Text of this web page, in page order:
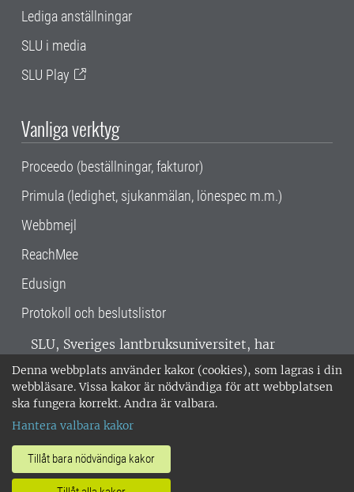
Denna webbplats använder kakor (cookies), som lagras i din
webbläsare. Vissa kakor är nödvändiga för att webbplatsen
ska fungera korrekt. Andra är valbara.
Hantera valbara kakor
Tillåt bara nödvändiga kakor
Lediga anställningar
SLU i media
SLU Play
Vanliga verktyg
Proceedo (beställningar, fakturor)
Primula (ledighet, sjukanmälan, lönespec m.m.)
Webbmejl
ReachMee
Edusign
Protokoll och beslutslistor
SLU, Sveriges lantbruksuniversitet, har
verksamhet över hela Sverige. Huvudorter är
Alnarp, Uppsala och Umeå.SLU är
miljöcertifierat enligt ISO 14001. •
018-67 10 00 • Org nr: 202100-2817 •
Om SLU:s webbplatser
•Hantera kakor•Behandling av